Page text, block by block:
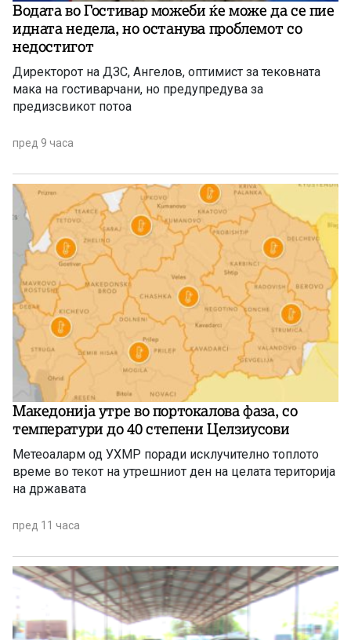
Водата во Гостивар можеби ќе може да се пие
идната недела, но останува проблемот со
недостигот
Директорот на ДЗС, Ангелов, оптимист за тековната
мака на гостиварчани, но предупредува за
предизсвикот потоа
пред 9 часа
Македонија утре во портокалова фаза, со
температури до 40 степени Целзиусови
Метеоаларм од УХМР поради исклучително топлото
време во текот на утрешниот ден на целата територија
на државата
пред 11 часа